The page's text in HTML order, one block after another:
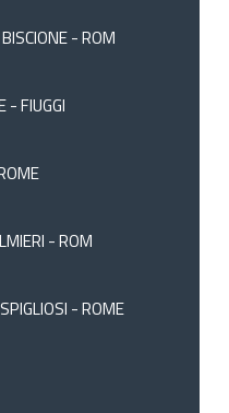
- ROM
- FIUGGI
- ROM
- ROME